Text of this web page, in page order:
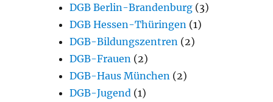
DGB Berlin-Brandenburg (3)
DGB Hessen-Thüringen (1)
DGB-Bildungszentren (2)
DGB-Frauen (2)
DGB-Haus München (2)
DGB-Jugend (1)